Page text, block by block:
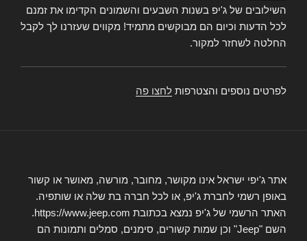
השילובים של ג'יפ בשנות השבעים והשמונים הקדימו את זמנם
לכל הדעות וכיום הם מבוקשים מתמיד! מקווים שעזרנו לך לקבל
החלטה לשחזר למקור.
לפרטים נוספים והצטרפות לחצו פה
אתר ג'יפי ישראל אינו מקושר, מחובר, מורשה, מאושר או קשור
באופן רשמי לחברת ג'יפ, או לכל חברה בת שלה או שותפיה.
האתר הרשמי של ג'יפ נמצא בכתובת https://www.jeep.com.
השם "Jeep" וכן שמות קשורים, סימנים, סמלים ותמונות הם